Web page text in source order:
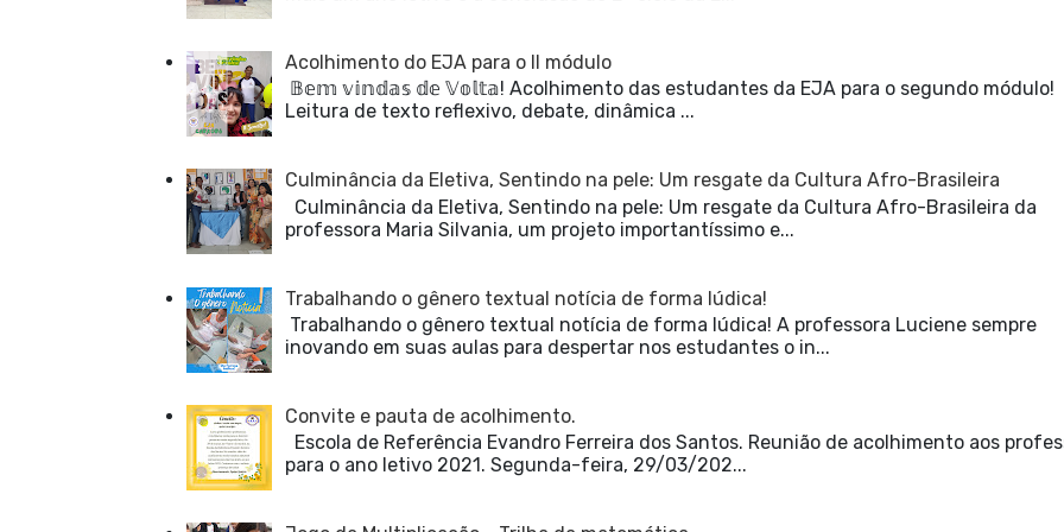
Acolhimento do EJA para o II módulo
𝔹𝕖𝕞 𝕧𝕚𝕟𝕕𝕒𝕤 𝕕𝕖 𝕍𝕠𝕝𝕥𝕒! Acolhimento das estudantes da EJA para o segundo módulo!
Leitura de texto reflexivo, debate, dinâmica ...
Culminância da Eletiva, Sentindo na pele: Um resgate da Cultura Afro-Brasileira
Culminância da Eletiva, Sentindo na pele: Um resgate da Cultura Afro-Brasileira da
professora Maria Silvania, um projeto importantíssimo e...
Trabalhando o gênero textual notícia de forma lúdica!
Trabalhando o gênero textual notícia de forma lúdica! A professora Luciene sempre
inovando em suas aulas para despertar nos estudantes o in...
Convite e pauta de acolhimento.
Escola de Referência Evandro Ferreira dos Santos. Reunião de acolhimento aos
para o ano letivo 2021. Segunda-feira, 29/03/202...